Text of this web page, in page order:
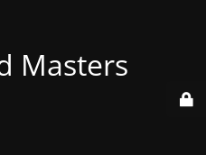
Masters